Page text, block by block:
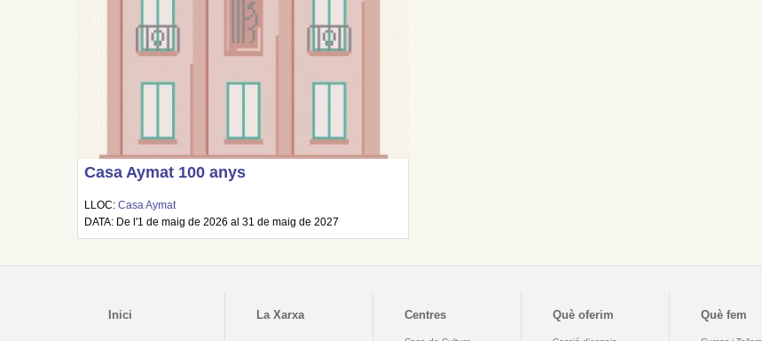
Casa Aymat 100 anys
LLOC:Casa Aymat
DATA: De l'1 de maig de 2026 al 31 de maig de 2027
Inici La Xarxa Centres Què oferim Què fem